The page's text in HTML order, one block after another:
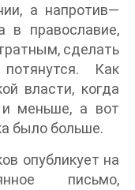
а напротив—
в православие,
сделать
Как
власти, когда
меньше, а вот
было больше.
опубликует на
письмо,